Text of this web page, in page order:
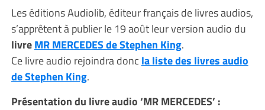
Les éditions Audiolib, éditeur français de livres audios,
s’apprêtent à publier le 19 août leur version audio du
livreMR MERCEDES de Stephen King.
Ce livre audio rejoindra donc la liste des livres audio
de Stephen King.
Présentation du livre audio ‘MR MERCEDES’ :